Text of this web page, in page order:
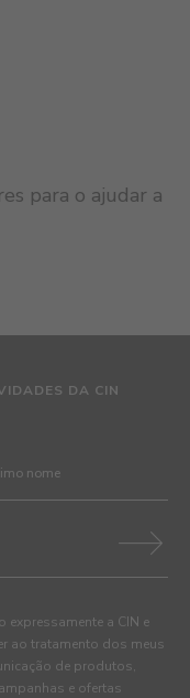
para o ajudar a
DA CIN
expressamente a CIN e
ao tratamento dos meus
de produtos,
e ofertas